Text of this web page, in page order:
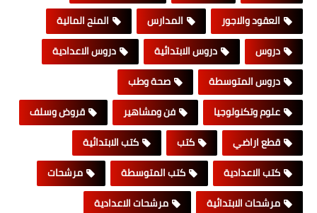
العقود والاجور
المدارس
المنح المالية
دروس
دروس الابتدائية
دروس الاعدادية
دروس المتوسطة
صحة وطب
علوم وتكنولوجيا
فن ومشاهير
قروض وسلف
قطع اراضي
كتب
كتب الابتدائية
كتب الاعدادية
كتب المتوسطة
مرشحات
مرشحات الابتدائية
مرشحات الاعدادية